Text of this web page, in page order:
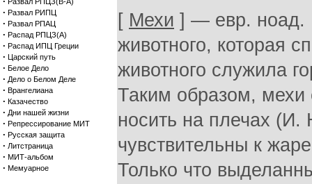
· Развал РИПЦ
· Развал РПАЦ
· Распад РПЦЗ(А)
· Распад ИПЦ Греции
· Царский путь
· Белое Дело
· Дело о Белом Деле
· Врангелиана
· Казачество
· Дни нашей жизни
· Репрессирование МИТ
· Русская защита
· Литстраница
· МИТ-альбом
· Мемуарное
[ Мехи ] — евр. ноад.
животного, которая
животного служила
Таким образом,
носить на плечах
чувствительны к
Только что